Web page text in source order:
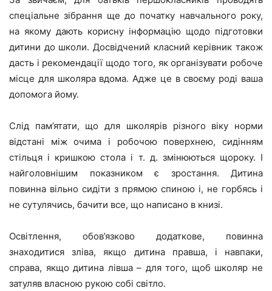
спеціальне зібрання ще до початку навчального року,
на якому дають корисну інформацію щодо підготовки
дитини до школи. Досвідчений класний керівник також
дасть і рекомендації щодо того, як організувати робоче
місце для школяра вдома. Адже це в своєму роді ваша
допомога йому.
Слід пам’ятати, що для школярів різного віку норми
відстані між очима і робочою поверхнею, сидінням
стільця і кришкою стола і т. д. змінюються щороку. І
найголовнішим показником є зростання. Дитина
повинна вільно сидіти з прямою спиною і, не горбясь і
не сутулячись, бачити все, що написано в книзі.
Освітлення, обов’язково додаткове, повинна
знаходитися зліва, якщо дитина правша, і навпаки,
справа, якщо дитина лівша – для того, щоб школяр не
затуляв власною рукою собі світло.